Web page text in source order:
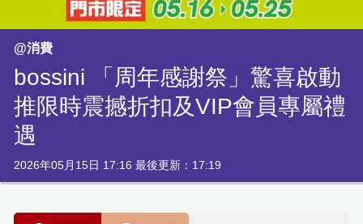
@消費
bossini 「周年感謝祭」驚喜啟動
推限時震撼折扣及VIP會員專屬禮
遇
2026年05月15日 17:16 最後更新：17:19